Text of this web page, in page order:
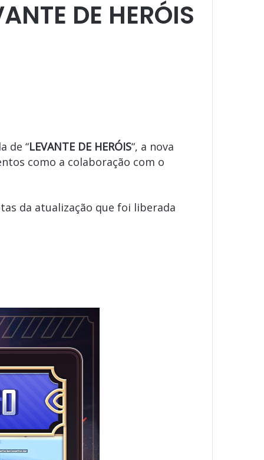
DE HERÓIS
de “LEVANTE DE HERÓIS“, a nova
como a colaboração com o
da atualização que foi liberada